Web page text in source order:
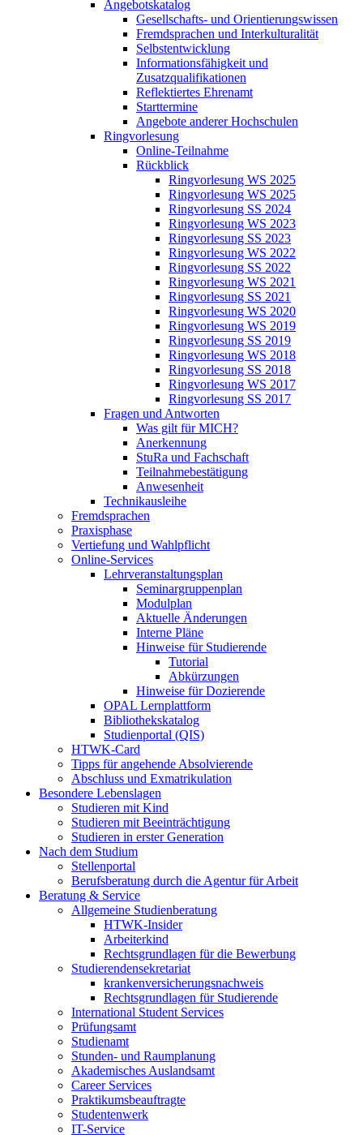
Angebotskatalog
Gesellschafts- und Orientierungswissen
Fremdsprachen und Interkulturalität
Selbstentwicklung
Informationsfähigkeit und
Zusatzqualifikationen
Reflektiertes Ehrenamt
Starttermine
Angebote anderer Hochschulen
Ringvorlesung
Online-Teilnahme
Rückblick
Ringvorlesung WS 2025
Ringvorlesung WS 2025
Ringvorlesung SS 2024
Ringvorlesung WS 2023
Ringvorlesung SS 2023
Ringvorlesung WS 2022
Ringvorlesung SS 2022
Ringvorlesung WS 2021
Ringvorlesung SS 2021
Ringvorlesung WS 2020
Ringvorlesung WS 2019
Ringvorlesung SS 2019
Ringvorlesung WS 2018
Ringvorlesung SS 2018
Ringvorlesung WS 2017
Ringvorlesung SS 2017
Fragen und Antworten
Was gilt für MICH?
Anerkennung
StuRa und Fachschaft
Teilnahmebestätigung
Anwesenheit
Technikausleihe
Fremdsprachen
Praxisphase
Vertiefung und Wahlpflicht
Online-Services
Lehrveranstaltungsplan
Seminargruppenplan
Modulplan
Aktuelle Änderungen
Interne Pläne
Hinweise für Studierende
Tutorial
Abkürzungen
Hinweise für Dozierende
OPAL Lernplattform
Bibliothekskatalog
Studienportal (QIS)
HTWK-Card
Tipps für angehende Absolvierende
Abschluss und Exmatrikulation
Besondere Lebenslagen
Studieren mit Kind
Studieren mit Beeinträchtigung
Studieren in erster Generation
Nach dem Studium
Stellenportal
Berufsberatung durch die Agentur für Arbeit
Beratung & Service
Allgemeine Studienberatung
HTWK-Insider
Arbeiterkind
Rechtsgrundlagen für die Bewerbung
Studierendensekretariat
krankenversicherungsnachweis
Rechtsgrundlagen für Studierende
International Student Services
Prüfungsamt
Studienamt
Stunden- und Raumplanung
Akademisches Auslandsamt
Career Services
Praktikumsbeauftragte
Studentenwerk
IT-Service